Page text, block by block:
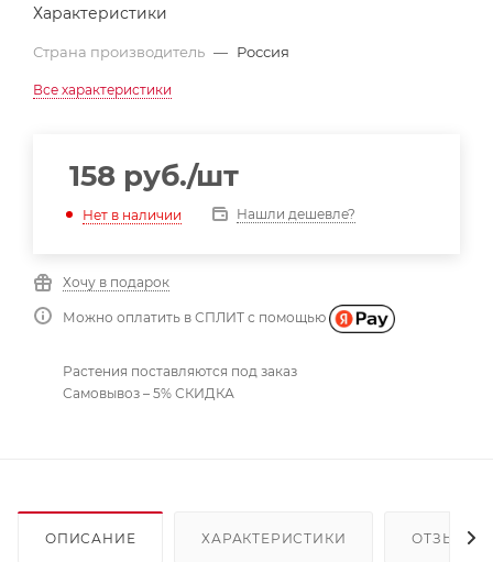
Характеристики
Страна производитель — Россия
Все характеристики
158 руб./шт
Нет в наличии Нашли дешевле?
Хочу в подарок
Можно оплатить в СПЛИТ с помощью
Растения поставляются под заказ
Самовывоз – 5% СКИДКА
ОПИСАНИЕ ХАРАКТЕРИСТИКИ ОТЗЫВЫ